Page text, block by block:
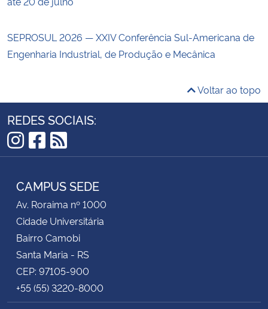
SEPROSUL 2026 — XXIV Conferência Sul-Americana de
Engenharia Industrial, de Produção e Mecânica
Voltar ao topo
REDES SOCIAIS:
Instagram
Facebook
RSS
CAMPUS SEDE
Av. Roraima nº 1000
Cidade Universitária
Bairro Camobi
Santa Maria - RS
CEP: 97105-900
+55 (55) 3220-8000